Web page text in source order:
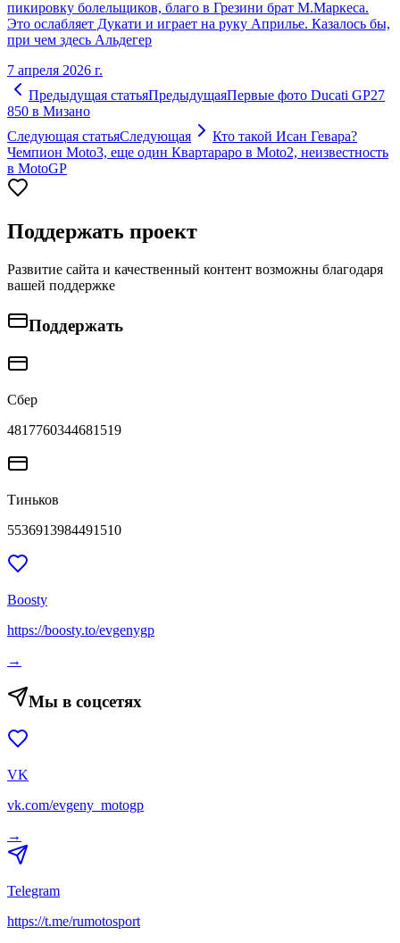
пикировку болельщиков, благо в Грезини брат М.Маркеса.
Это ослабляет Дукати и играет на руку Априлье. Казалось бы,
при чем здесь Альдегер
7 апреля 2026 г.
Предыдущая статьяПредыдущаяПервые фото Ducati GP27
850 в Мизано
Следующая статьяСледующая
Кто такой Исан Гевара?
Чемпион Moto3, еще один Квартараро в Moto2, неизвестность
в MotoGP
Поддержать проект
Развитие сайта и качественный контент возможны благодаря
вашей поддержке
Поддержать
Сбер
4817760344681519
Тиньков
5536913984491510
Boosty
https://boosty.to/evgenygp
→
Мы в соцсетях
VK
vk.com/evgeny_motogp
→
Telegram
https://t.me/rumotosport